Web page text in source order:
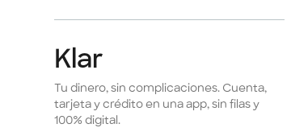
Klar
Tu dinero, sin complicaciones. Cuenta,
tarjeta y crédito en una app, sin filas y
100% digital.